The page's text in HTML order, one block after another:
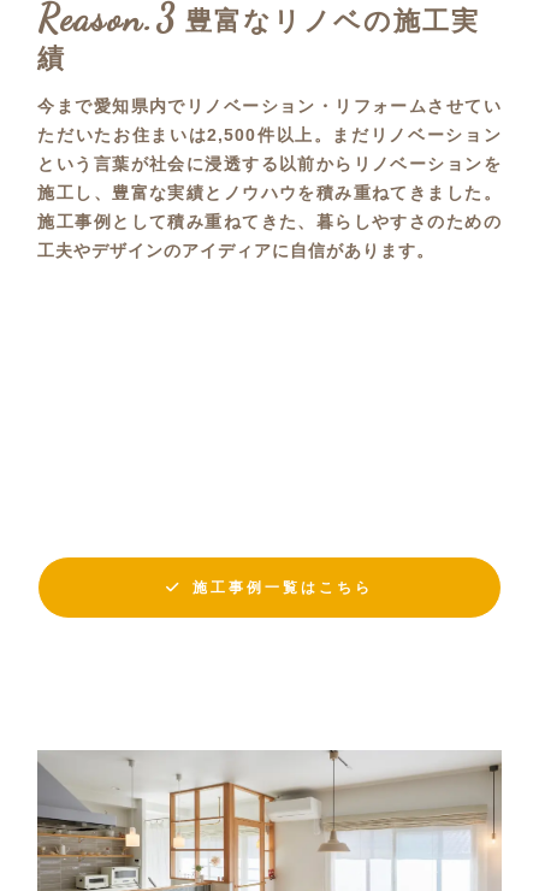
Reason.3 豊富なリノベの施工実
績
今まで愛知県内でリノベーション・リフォームさせてい
ただいたお住まいは2,500件以上。まだリノベーション
という言葉が社会に浸透する以前からリノベーションを
施工し、豊富な実績とノウハウを積み重ねてきました。
施工事例として積み重ねてきた、暮らしやすさのための
工夫やデザインのアイディアに自信があります。
施工事例一覧はこちら